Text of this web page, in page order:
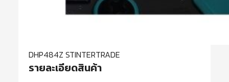
DHP484Z STINTERTRADE
รายละเอียดสินค้า